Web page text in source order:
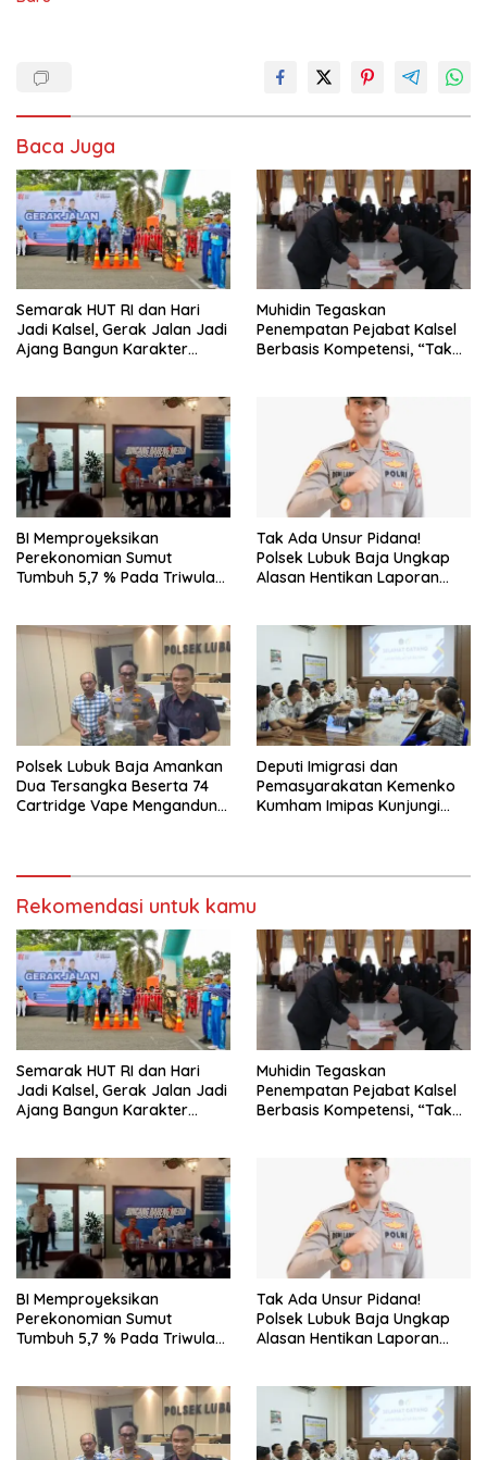
Baca Juga
Semarak HUT RI dan Hari
Jadi Kalsel, Gerak Jalan Jadi
Ajang Bangun Karakter
Muhidin Tegaskan
Penempatan Pejabat Kalsel
Berbasis Kompetensi, “Tak
BI Memproyeksikan
Perekonomian Sumut
Tumbuh 5,7 % Pada Triwulan
Tak Ada Unsur Pidana!
Polsek Lubuk Baja Ungkap
Alasan Hentikan Laporan
Polsek Lubuk Baja Amankan
Dua Tersangka Beserta 74
Cartridge Vape Mengandung
Deputi Imigrasi dan
Pemasyarakatan Kemenko
Kumham Imipas Kunjungi
Rekomendasi untuk kamu
Semarak HUT RI dan Hari
Jadi Kalsel, Gerak Jalan Jadi
Ajang Bangun Karakter
Muhidin Tegaskan
Penempatan Pejabat Kalsel
Berbasis Kompetensi, “Tak
BI Memproyeksikan
Perekonomian Sumut
Tumbuh 5,7 % Pada Triwulan
Tak Ada Unsur Pidana!
Polsek Lubuk Baja Ungkap
Alasan Hentikan Laporan